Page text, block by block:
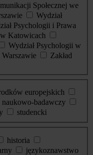
Społecznej we
Wydział
Psychologii i Prawa
Katowicach
Wydział Psychologii w
Zakład
europejskich
naukowo-badawczy
studencki
historia
językoznawstwo